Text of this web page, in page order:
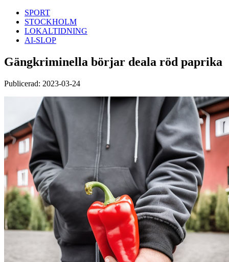
SPORT
STOCKHOLM
LOKALTIDNING
AI-SLOP
Gängkriminella börjar deala röd paprika
Publicerad: 2023-03-24